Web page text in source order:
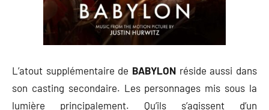
L’atout supplémentaire de BABYLON réside aussi dans
son casting secondaire. Les personnages mis sous la
lumière principalement. Qu’ils s’agissent d’un